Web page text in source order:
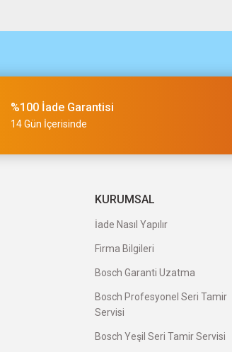
24 saat sürmüyor
oldu.
%100 İade Garantisi
14 Gün İçerisinde
KURUMSAL
İade Nasıl Yapılır
Firma Bilgileri
Bosch Garanti Uzatma
Bosch Profesyonel Seri Tamir
Servisi
Bosch Yeşil Seri Tamir Servisi